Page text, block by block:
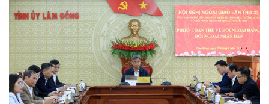
Lâm Đồng tham dự Phiên họp toàn thể Hội
nghị Ngoại giao lần thứ 33
Sáng 5/8, trong khuôn khổ Hội nghị Ngoại giao lần thứ 33 đã diễn
ra Phiên họp toàn thể về đối ngoại Đảng và đối ngoại Nhân dân.